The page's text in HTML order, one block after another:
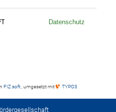
FIZ soft , umgesetzt mit TYPO3